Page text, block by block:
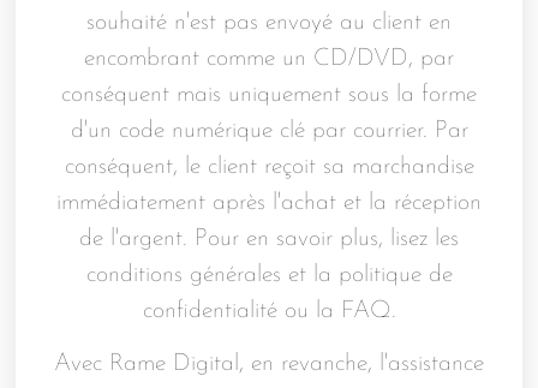
souhaité n'est pas envoyé au client en
encombrant comme un CD/DVD, par
conséquent mais uniquement sous la forme
d'un code numérique clé par courrier. Par
conséquent, le client reçoit sa marchandise
immédiatement après l'achat et la réception
de l'argent. Pour en savoir plus, lisez les
conditions générales et la politique de
confidentialité ou la FAQ.
Avec Rame Digital, en revanche, l'assistance